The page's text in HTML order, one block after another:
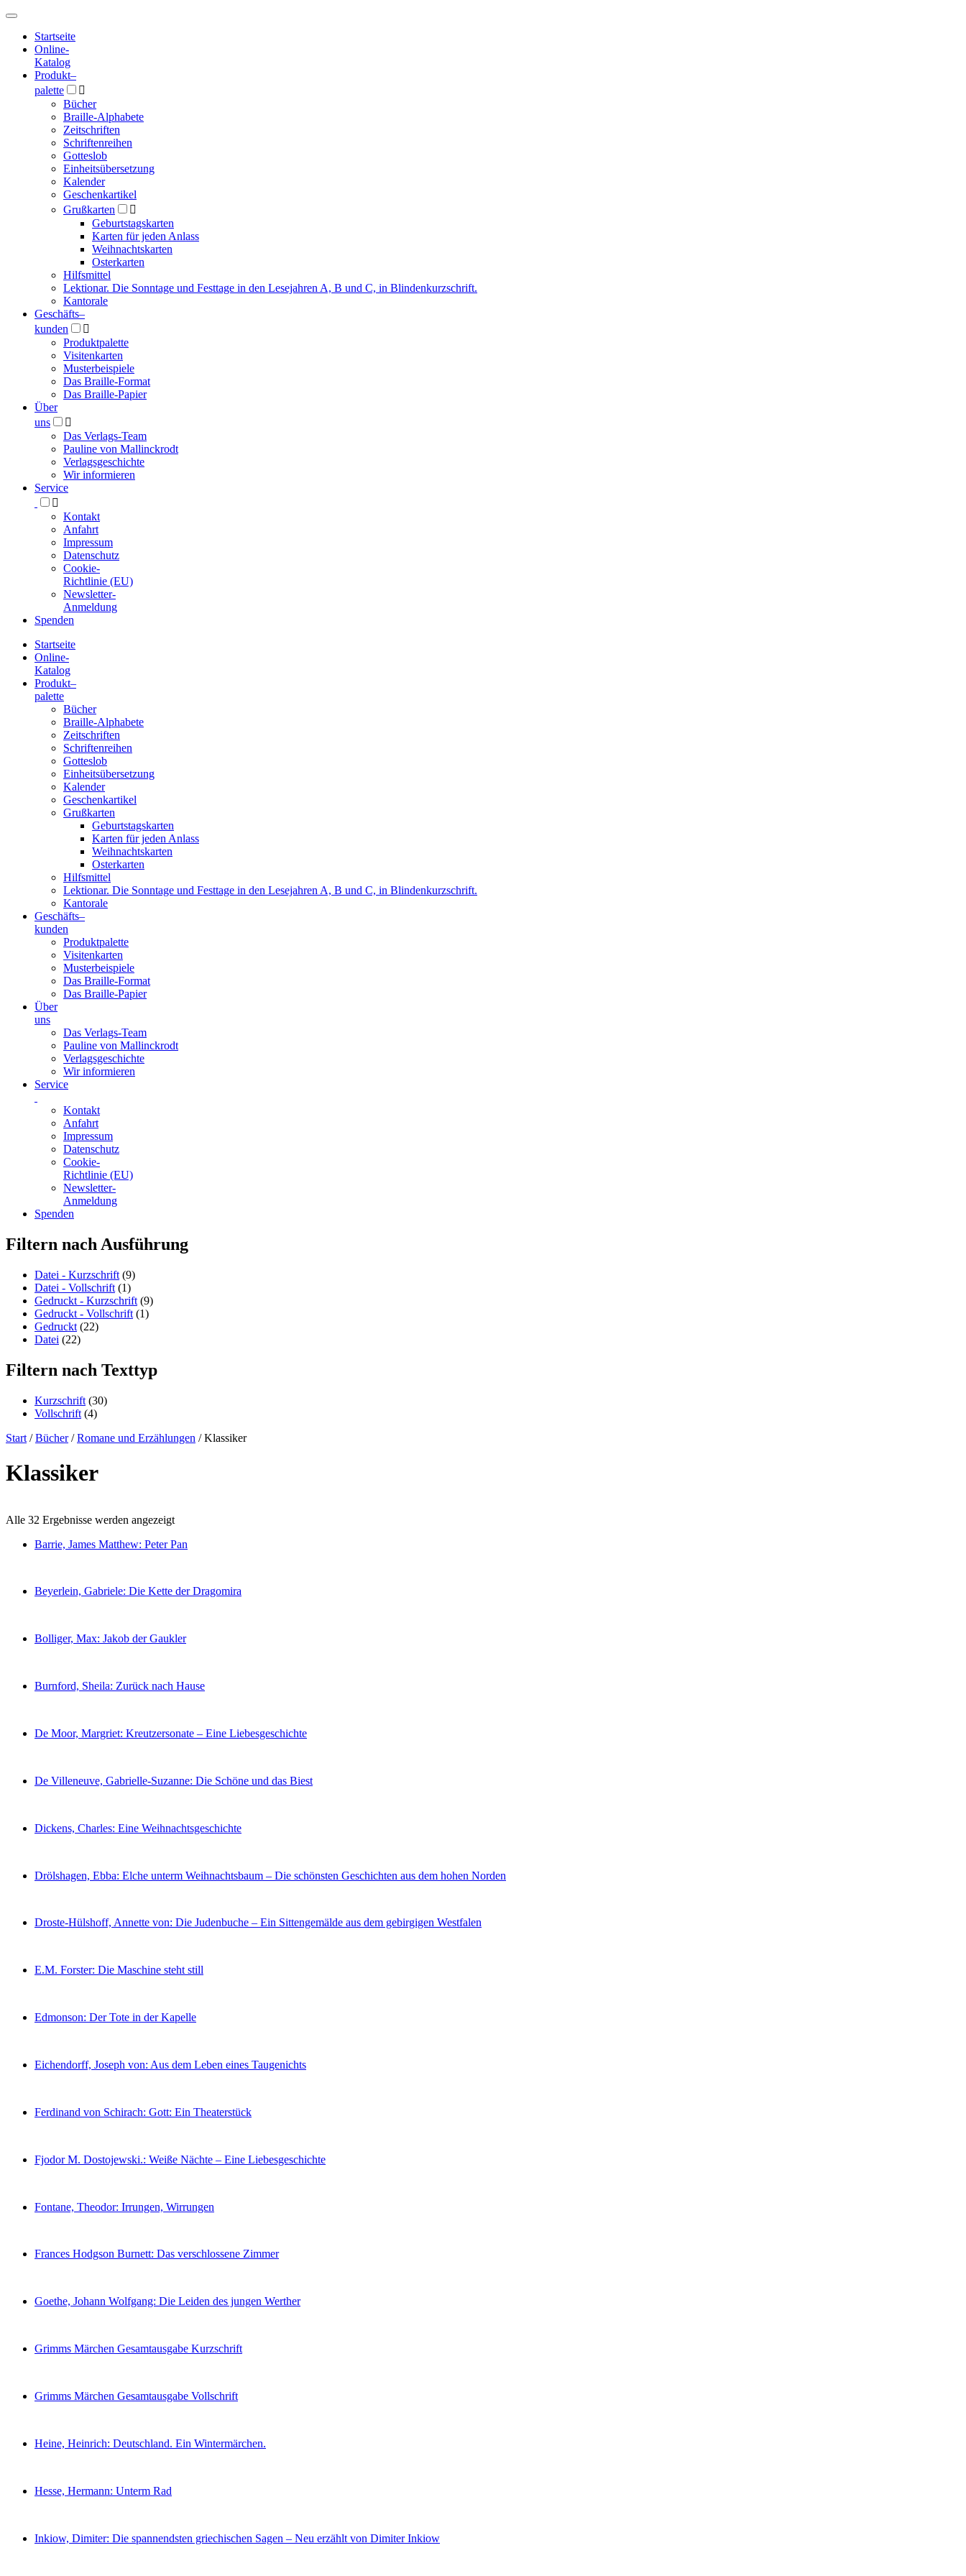
Hauptmenü
Hauptmenü
Startseite
Online-
Katalog
Produkt–
palette

Bücher
Braille-Alphabete
Zeitschriften
Schriftenreihen
Gotteslob
Einheitsübersetzung
Kalender
Geschenkartikel
Grußkarten

Geburtstagskarten
Karten für jeden Anlass
Weihnachtskarten
Osterkarten
Hilfsmittel
Lektionar. Die Sonntage und Festtage in den Lesejahren A, B und C, in Blindenkurzschrift.
Kantorale
Geschäfts­–
kunden

Produktpalette
Visitenkarten
Musterbeispiele
Das Braille-Format
Das Braille-Papier
Über
uns

Das Verlags-Team
Pauline von Mallinckrodt
Verlagsgeschichte
Wir informieren
Service

Kontakt
Anfahrt
Impressum
Datenschutz
Cookie-
Richtlinie (EU)
Newsletter-
Anmeldung
Spenden
Blindenschrift-
Verlag
Druckerei
gGmbH
Startseite
Online-
Katalog
Produkt–
palette
Bücher
Braille-Alphabete
Zeitschriften
Schriftenreihen
Gotteslob
Einheitsübersetzung
Kalender
Geschenkartikel
Grußkarten
Geburtstagskarten
Karten für jeden Anlass
Weihnachtskarten
Osterkarten
Hilfsmittel
Lektionar. Die Sonntage und Festtage in den Lesejahren A, B und C, in Blindenkurzschrift.
Kantorale
Geschäfts­–
kunden
Produktpalette
Visitenkarten
Musterbeispiele
Das Braille-Format
Das Braille-Papier
Über
uns
Das Verlags-Team
Pauline von Mallinckrodt
Verlagsgeschichte
Wir informieren
Service
Kontakt
Anfahrt
Impressum
Datenschutz
Cookie-
Richtlinie (EU)
Newsletter-
Anmeldung
Spenden
Skip
to
Filtern nach Ausführung
Datei - Kurzschrift (9)
Datei - Vollschrift (1)
Gedruckt - Kurzschrift (9)
Gedruckt - Vollschrift (1)
Gedruckt (22)
Datei (22)
Filtern nach Texttyp
Kurzschrift (30)
Vollschrift (4)
Start /Bücher/Romane und Erzählungen / Klassiker
Klassiker
Alle 32 Ergebnisse werden angezeigt
Barrie, James Matthew: Peter Pan
Beyerlein, Gabriele: Die Kette der Dragomira
Bolliger, Max: Jakob der Gaukler
Burnford, Sheila: Zurück nach Hause
De Moor, Margriet: Kreutzersonate – Eine Liebesgeschichte
De Villeneuve, Gabrielle-Suzanne: Die Schöne und das Biest
Dickens, Charles: Eine Weihnachtsgeschichte
Drölshagen, Ebba: Elche unterm Weihnachtsbaum – Die schönsten Geschichten aus dem hohen Norden
Droste-Hülshoff, Annette von: Die Judenbuche – Ein Sittengemälde aus dem gebirgigen Westfalen
E.M. Forster: Die Maschine steht still
Edmonson: Der Tote in der Kapelle
Eichendorff, Joseph von: Aus dem Leben eines Taugenichts
Ferdinand von Schirach: Gott: Ein Theaterstück
Fjodor M. Dostojewski.: Weiße Nächte – Eine Liebesgeschichte
Fontane, Theodor: Irrungen, Wirrungen
Frances Hodgson Burnett: Das verschlossene Zimmer
Goethe, Johann Wolfgang: Die Leiden des jungen Werther
Grimms Märchen Gesamtausgabe Kurzschrift
Grimms Märchen Gesamtausgabe Vollschrift
Heine, Heinrich: Deutschland. Ein Wintermärchen.
Hesse, Hermann: Unterm Rad
Inkiow, Dimiter: Die spannendsten griechischen Sagen – Neu erzählt von Dimiter Inkiow